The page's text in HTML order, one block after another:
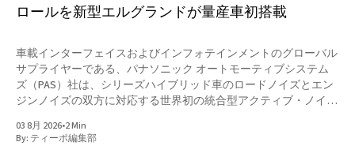
ロールを新型エルグランドが量産車初搭載
車載インターフェイスおよびインフォテインメントのグローバル
サプライヤーである、パナソニック オートモーティブシステム
ズ（PAS）社は、シリーズハイブリッド車のロードノイズとエン
ジンノイズの双方に対応する世界初の統合型アクティブ・ノイ
レードとGグレードの標準オーディオ仕様に量産車として初採用
となった。 このシステムは、車両走行時に車内に伝わる路面か
03 8月 2026•2 Min
By: ティーポ編集部